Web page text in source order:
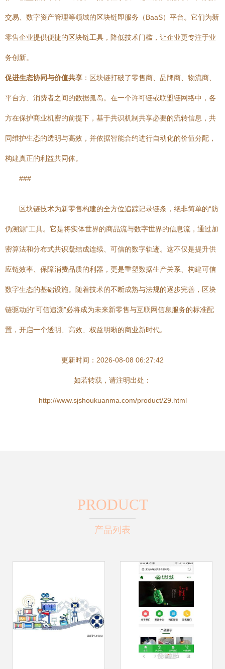
交易、数字资产管理等领域的区块链即服务（BaaS）平台。它们为新
零售企业提供便捷的区块链工具，降低技术门槛，让企业更专注于业
务创新。
促进生态协同与价值共享 ：区块链打破了零售商、品牌商、物流商、
平台方、消费者之间的数据孤岛。在一个许可链或联盟链网络中，各
方在保护商业机密的前提下，基于共识机制共享必要的流转信息，共
同维护生态的透明与高效，并依据智能合约进行自动化的价值分配，
构建真正的利益共同体。
###
区块链技术为新零售构建的全方位追踪记录链条，绝非简单的“防
伪溯源”工具。它是将实体世界的商品流与数字世界的信息流，通过加
密算法和分布式共识凝结成连续、可信的数字轨迹。这不仅是提升供
应链效率、保障消费品质的利器，更是重塑数据生产关系、构建可信
数字生态的基础设施。随着技术的不断成熟与法规的逐步完善，区块
链驱动的“可信追溯”必将成为未来新零售与互联网信息服务的标准配
置，开启一个透明、高效、权益明晰的商业新时代。
更新时间：2026-08-08 06:27:42
如若转载，请注明出处：
http://www.sjshoukuanma.com/product/29.html
PRODUCT
产品列表